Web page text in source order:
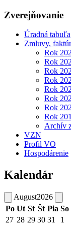
Zverejňovanie
Úradná tabuľa
Zmluvy,
Rok
Rok
Rok
Rok
Rok
Rok
Rok
Rok
Archív
VZN
Profil VO
Hospodárenie
Kalendár
August2026
Po Ut St Št Pia So
27 28 29 30 31 1